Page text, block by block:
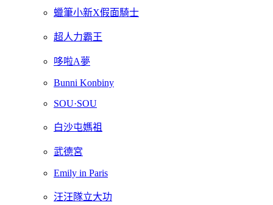
蠟筆小新X假面騎士
超人力霸王
哆啦A夢
Bunni Konbiny
SOU·SOU
白沙屯媽祖
武德宮
Emily in Paris
汪汪隊立大功